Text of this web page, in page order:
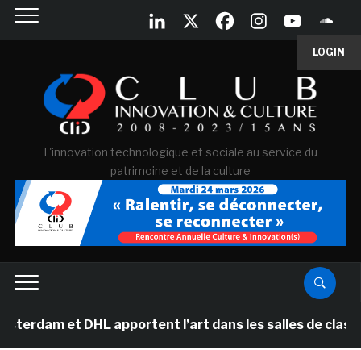
LOGIN
L'innovation technologique et sociale au service du
patrimoine et de la culture
et DHL apportent l’art dans les salles de classe des